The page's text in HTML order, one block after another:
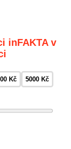
inFAKTA v
Kč 5000 Kč